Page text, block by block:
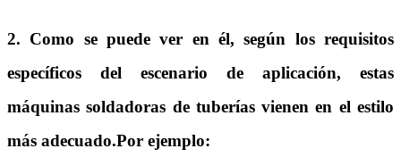
2. Como se puede ver en él, según los requisitos
específicos del escenario de aplicación, estas
máquinas soldadoras de tuberías vienen en el estilo
más adecuado.Por ejemplo: